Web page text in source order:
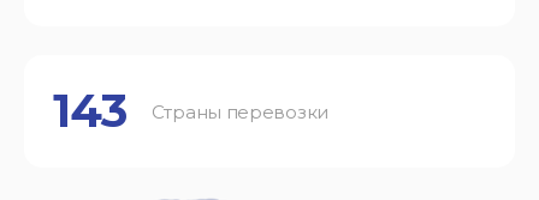
143 Страны перевозки